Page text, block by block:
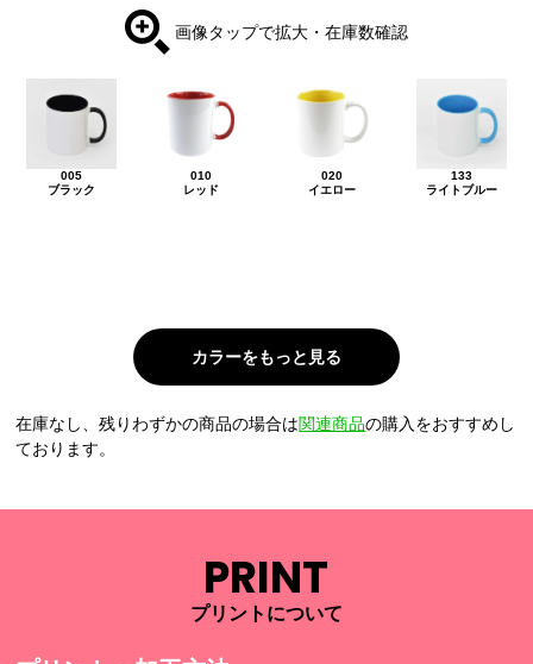
画像タップで拡大・在庫数確認
005
ブラック
010
レッド
020
イエロー
133
ライトブルー
在庫なし、残りわずかの商品の場合は関連商品の購入をおすすめし
ております。
PRINT
プリントについて